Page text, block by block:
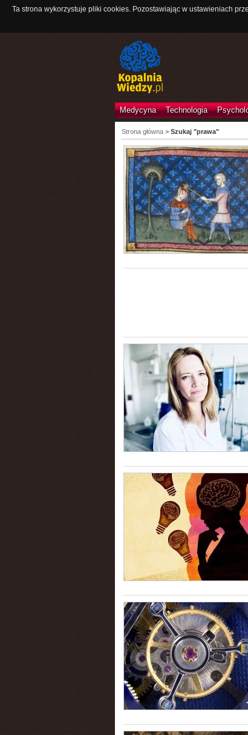
Ta strona wykorzystuje pliki cookies. Pozostawiając w ustawieniach
Medycyna Technologia
Strona główna> Szukaj "prawa"